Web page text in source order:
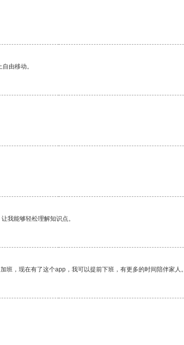
由移动。
我能够轻松理解知识点。
，现在有了这个app，我可以提前下班，有更多的时间陪伴家人。